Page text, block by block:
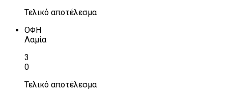
Τελικό αποτέλεσμα
ΟΦΗ
Λαμία
3
0
Τελικό αποτέλεσμα